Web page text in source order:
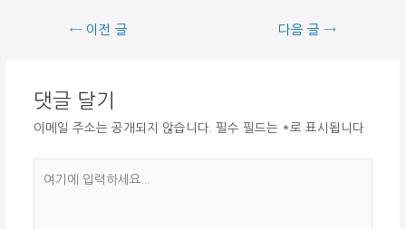
←이전 글 다음 글→
댓글 달기
이메일 주소는 공개되지 않습니다. 필수 필드는 *로 표시됩니다